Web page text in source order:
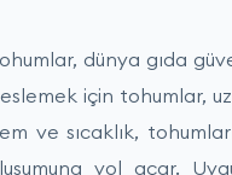
dünya gıda
için tohumlar,
ve sıcaklık,
yol açar.